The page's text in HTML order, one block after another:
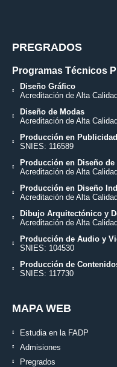
PREGRADOS
Programas Técnicos
Diseño Gráfico
Acreditación de Alta
Diseño de Modas
Acreditación de Alta
Producción en
SNIES: 116589
Producción en Diseño
Acreditación de Alta
Producción en Diseño
Acreditación de Alta
Dibujo Arquitectónico y
Acreditación de Alta
Producción de Audio y
SNIES: 104530
Producción de
SNIES: 117730
MAPA WEB
Estudia en la FADP
Admisiones
Pregrados